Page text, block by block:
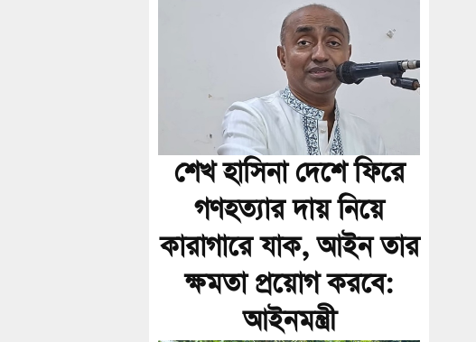
শেখ হাসিনা দেশে ফিরে
গণহত্যার দায় নিয়ে
কারাগারে যাক, আইন তার
ক্ষমতা প্রয়োগ করবে:
আইনমন্ত্রী